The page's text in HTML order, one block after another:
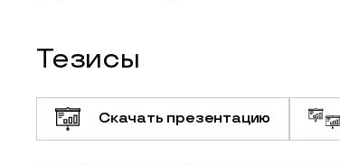
Тезисы
Скачать презентацию